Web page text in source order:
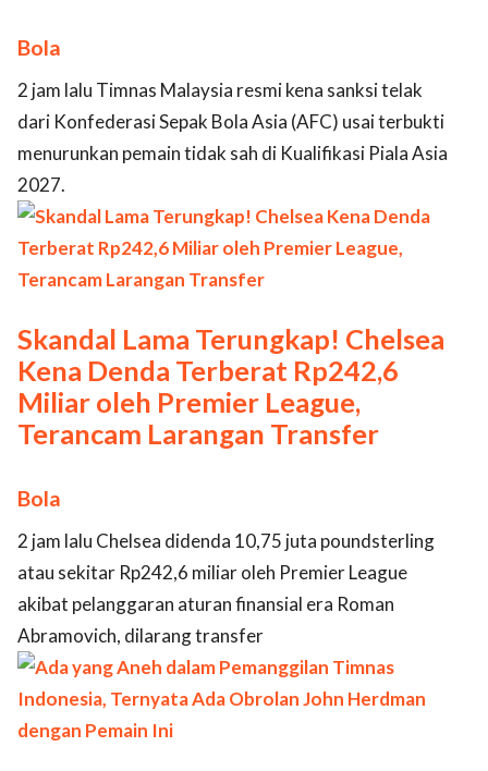
Bola
2 jam lalu Timnas Malaysia resmi kena sanksi telak
dari Konfederasi Sepak Bola Asia (AFC) usai terbukti
menurunkan pemain tidak sah di Kualifikasi Piala Asia
2027.
Skandal Lama Terungkap! Chelsea
Kena Denda Terberat Rp242,6
Miliar oleh Premier League,
Terancam Larangan Transfer
Bola
2 jam lalu Chelsea didenda 10,75 juta poundsterling
atau sekitar Rp242,6 miliar oleh Premier League
akibat pelanggaran aturan finansial era Roman
Abramovich, dilarang transfer